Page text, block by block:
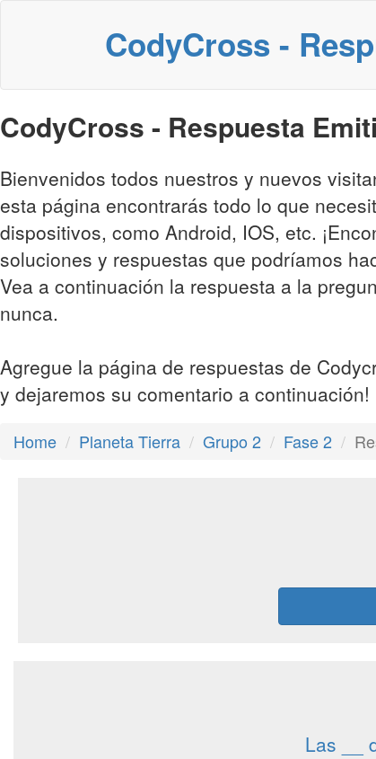
CodyCross -
CodyCross - Respuesta
Bienvenidos todos nuestros y nuevos
esta página encontrarás todo lo que
dispositivos, como Android, IOS, etc.
soluciones y respuestas que podríamos
Vea a continuación la respuesta a la
nunca.
Agregue la página de respuestas de
y dejaremos su comentario a continuación!
Home Planeta Tierra Grupo 2 Fase 2
Las __